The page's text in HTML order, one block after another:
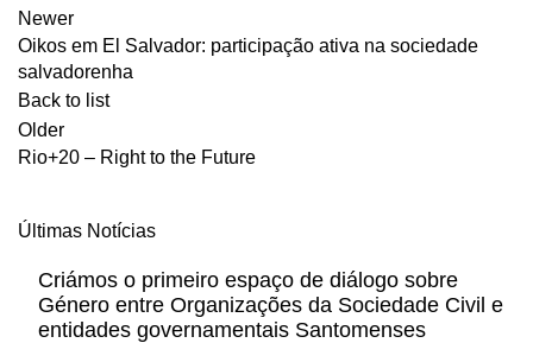
Newer
Oikos em El Salvador: participação ativa na sociedade
salvadorenha
Back to list
Older
Rio+20 – Right to the Future
Últimas Notícias
Criámos o primeiro espaço de diálogo sobre
Género entre Organizações da Sociedade Civil e
entidades governamentais Santomenses